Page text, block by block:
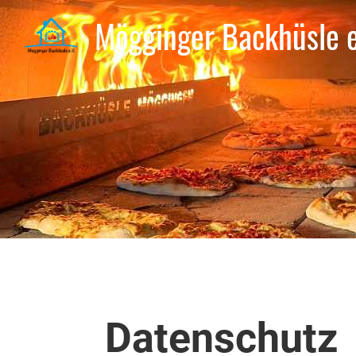
Mögginger Backhüsle
Datenschutz